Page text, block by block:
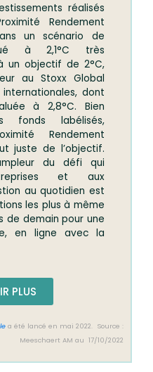
réalisés
Rendement
un scénario de
à 2,1°C très
un objectif de 2°C,
au Stoxx Global
dont
à 2,8°C. Bien
fonds labélisés,
Rendement
juste de l’objectif.
du défi qui
et aux
au quotidien est
les plus à même
de demain pour une
en ligne avec la
PLUS
a été lancé en mai 2022. Source :
Meeschaert AM au 17/10/2022